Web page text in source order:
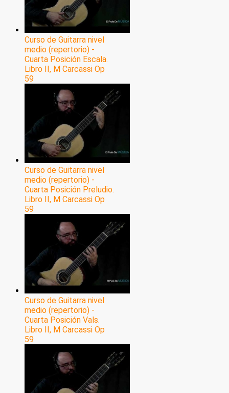
Curso de Guitarra nivel
medio (repertorio) -
Cuarta Posición Escala.
Libro II, M Carcassi Op
59
Curso de Guitarra nivel
medio (repertorio) -
Cuarta Posición Preludio.
Libro II, M Carcassi Op
59
Curso de Guitarra nivel
medio (repertorio) -
Cuarta Posición Vals.
Libro II, M Carcassi Op
59